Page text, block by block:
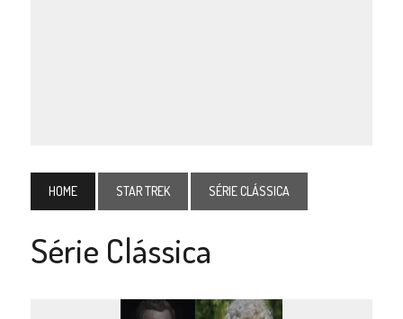
HOME STAR TREK SÉRIE CLÁSSICA
Série Clássica